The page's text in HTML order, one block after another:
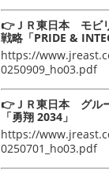
👉ＪＲ東日本 モビ
戦略「PRIDE &
https://
0250909_ho03.pdf
👉ＪＲ東日本 グル
「勇翔 2034」
https://
0250701_ho03.pdf